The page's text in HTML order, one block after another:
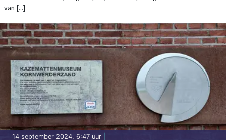
van [...]
14 september 2024, 6:47 uur